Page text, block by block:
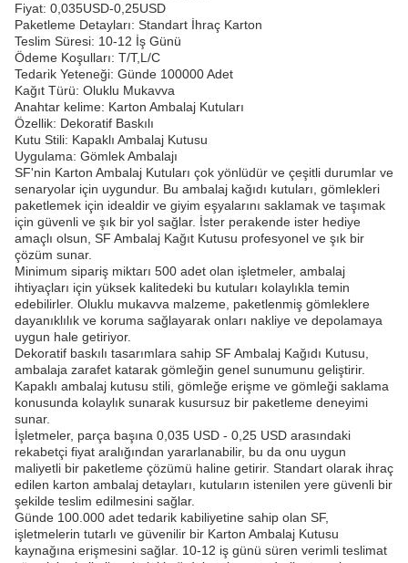
Fiyat: 0,035USD-0,25USD
Paketleme Detayları: Standart İhraç Karton
Teslim Süresi: 10-12 İş Günü
Ödeme Koşulları: T/T,L/C
Tedarik Yeteneği: Günde 100000 Adet
Kağıt Türü: Oluklu Mukavva
Anahtar kelime: Karton Ambalaj Kutuları
Özellik: Dekoratif Baskılı
Kutu Stili: Kapaklı Ambalaj Kutusu
Uygulama: Gömlek Ambalajı
SF'nin Karton Ambalaj Kutuları çok yönlüdür ve çeşitli durumlar ve
senaryolar için uygundur. Bu ambalaj kağıdı kutuları, gömlekleri
paketlemek için idealdir ve giyim eşyalarını saklamak ve taşımak
için güvenli ve şık bir yol sağlar. İster perakende ister hediye
amaçlı olsun, SF Ambalaj Kağıt Kutusu profesyonel ve şık bir
çözüm sunar.
Minimum sipariş miktarı 500 adet olan işletmeler, ambalaj
ihtiyaçları için yüksek kalitedeki bu kutuları kolaylıkla temin
edebilirler. Oluklu mukavva malzeme, paketlenmiş gömleklere
dayanıklılık ve koruma sağlayarak onları nakliye ve depolamaya
uygun hale getiriyor.
Dekoratif baskılı tasarımlara sahip SF Ambalaj Kağıdı Kutusu,
ambalaja zarafet katarak gömleğin genel sunumunu geliştirir.
Kapaklı ambalaj kutusu stili, gömleğe erişme ve gömleği saklama
konusunda kolaylık sunarak kusursuz bir paketleme deneyimi
sunar.
İşletmeler, parça başına 0,035 USD - 0,25 USD arasındaki
rekabetçi fiyat aralığından yararlanabilir, bu da onu uygun
maliyetli bir paketleme çözümü haline getirir. Standart olarak ihraç
edilen karton ambalaj detayları, kutuların istenilen yere güvenli bir
şekilde teslim edilmesini sağlar.
Günde 100.000 adet tedarik kabiliyetine sahip olan SF,
işletmelerin tutarlı ve güvenilir bir Karton Ambalaj Kutusu
kaynağına erişmesini sağlar. 10-12 iş günü süren verimli teslimat